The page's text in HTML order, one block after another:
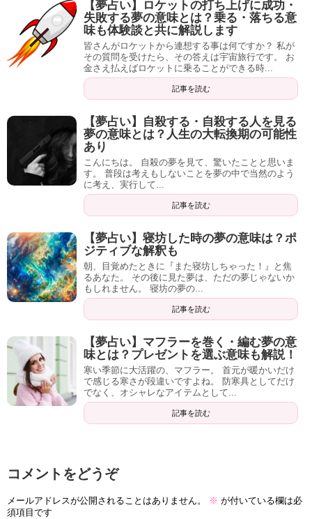
【夢占い】ロケットの打ち上げに成功・
失敗する夢の意味とは？乗る・落ちる意
味も体験談と共に解説します
皆さんがロケットから連想する事は何ですか？ 私が
その質問を受けたら、その答えは宇宙旅行です。 お
金さえ払えばロケットに乗ることができる時...
記事を読む
【夢占い】自殺する・自殺する人を見る
夢の意味とは？人生の大転換期の可能性
あり
こんにちは。 自殺の夢を見て、驚いたことと思いま
す。 普段は考えもしないことを夢の中で当然のよう
に考え、実行して...
記事を読む
【夢占い】寝坊した時の夢の意味は？ポ
ジティブな解釈も
朝、目覚めたときに『また寝坊しちゃった！』と焦
るあなた。 その後に見た夢は、ただの夢じゃないか
もしれません。 寝坊の夢の...
記事を読む
【夢占い】マフラーを巻く・編む夢の意
味とは？プレゼントを選ぶ意味も解説！
寒い季節に大活躍の、マフラー。 首元が暖かいだけ
で感じる寒さが段違いですよね。 防寒具としてだけ
でなく、オシャレなアイテムとして...
記事を読む
コメントをどうぞ
メールアドレスが公開されることはありません。 ※ が付いている欄は必
須項目です